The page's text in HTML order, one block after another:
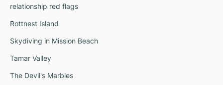
relationship red flags
Rottnest Island
Skydiving in Mission Beach
Tamar Valley
The Devil's Marbles